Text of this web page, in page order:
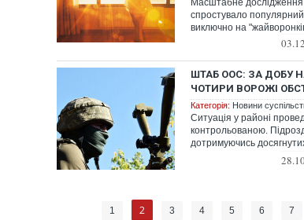
Масштабне
спростувало
виключно на
ШТАБ ООС: ЗА ДОБУ
ЧОТИРИ ВОРОЖІ
Категорія: Новини
Ситуація у районі
контрольованою.
дотримуючись
1 2 3 4 5 6 7